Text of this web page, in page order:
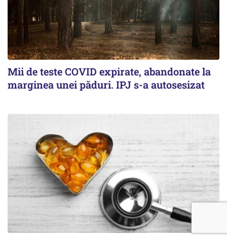
Mii de teste COVID expirate, abandonate la
marginea unei păduri. IPJ s-a autosesizat